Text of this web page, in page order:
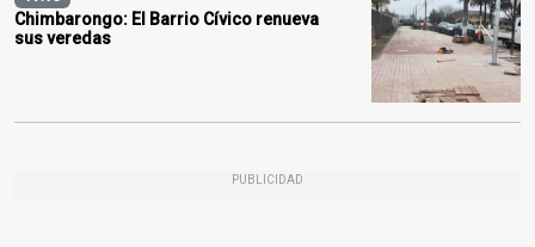
Chimbarongo: El Barrio Cívico renueva
sus veredas
PUBLICIDAD